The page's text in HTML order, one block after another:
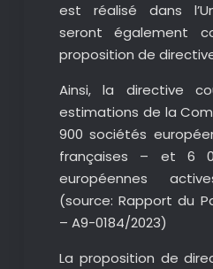
est réalisé dans
seront également
proposition de
Ainsi, la directive
estimations de la
900 sociétés
françaises – et 6
européennes
(source: Rapport du
– A9-0184/2023)
La proposition de